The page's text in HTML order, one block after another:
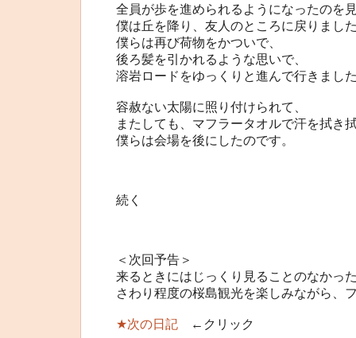
全員が歩を進められるようになったのを
僕は丘を降り、友人のところに戻りまし
僕らは再び荷物をかついで、
後ろ髪を引かれるような思いで、
溶岩ロードをゆっくりと進んで行きまし
容赦ない太陽に照り付けられて、
またしても、マフラータオルで汗を拭き
僕らは会場を後にしたのです。
続く
＜次回予告＞
来るときにはじっくり見ることのなかっ
さわり程度の桜島観光を楽しみながら、
★次の日記←クリック